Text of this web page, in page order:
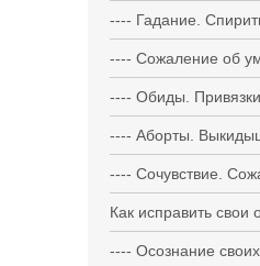
---- Гадание.
---- Сожаление об
---- Обиды.
---- Аборты.
---- Сочувствие.
Как исправить свои
---- Осознание